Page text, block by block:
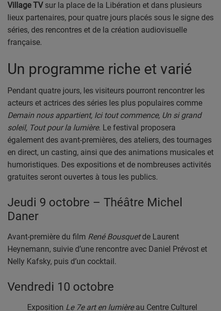
OFFRES D'EMPLOI
FRANCE TRAVAIL MENTON
LA MISSION LOCALE EST 06
PARTENAIRES
LEURS ACTUS
Village TVsur la place de la Libération et dans plusieurs
lieux partenaires, pour quatre jours placés sous le signe des
séries, des rencontres et de la création audiovisuelle
française.
Un programme riche et varié
Pendant quatre jours, les visiteurs pourront rencontrer les
acteurs et actrices des séries les plus populaires comme
Demain nous appartient, Ici tout commence, Un si grand
soleil, Tout pour la lumière. Le festival proposera
également des avant-premières, des ateliers, des tournages
en direct, un casting, ainsi que des animations musicales et
humoristiques. Des expositions et de nombreuses activités
gratuites seront ouvertes à tous les publics.
Jeudi 9 octobre – Théâtre Michel
Daner
Avant-première du film René Bousquetde Laurent
Heynemann, suivie d’une rencontre avec Daniel Prévost et
Nelly Kafsky, puis d’un cocktail.
Vendredi 10 octobre
Exposition Le 7e art en lumièreau Centre Culturel